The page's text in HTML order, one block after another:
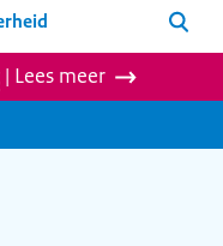
Zoeken
| Lees meer